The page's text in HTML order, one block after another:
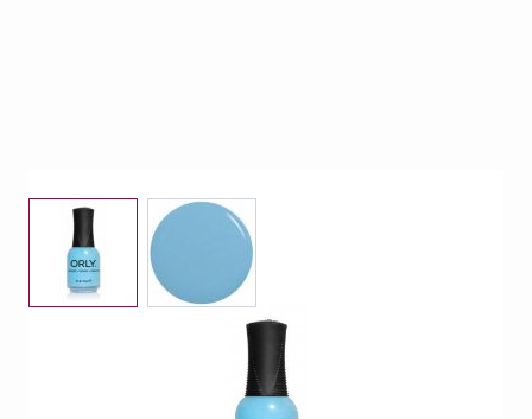
View larger imageView larger image